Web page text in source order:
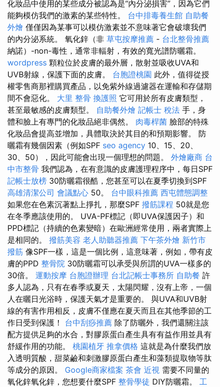
化妝品中使用的某些成分被認為是“內分泌損害”，因為它們
能夠模仿我們的激素的某些特性。 台中排毒養生館 自助餐
外燴 僅僅因為某事可以模仿激素並不意味著它會破壞我們
的內分泌系統。 氧化鋅（非 草屯按摩推薦 - 台北整骨推薦
納諾）-non-毒性，通常非輻射，有效的寬光譜防曬霜。
wordpress 顆粒位於皮膚的最外層，散射並吸收UVA和
UVB射線，保護下面的皮膚。 台胞證桃園 此外，值得從授
權零售商那裡購買產品，以免紫外線過濾器在運輸和存儲期
間不會惡化。 大里 整骨 換護照 它可用於所有皮膚類型，
甚至最敏感的皮膚類型。 自助餐外燴 記帳士 稅法 手，身
體和臉上有專門的化妝品絕非偶然。 肉毒桿菌 臉部的特殊
化妝品會提高並增加，具體取決於其目的和預期影響。 防
曬霜有幾個因素（例如SPF seo agency 10、15、20、
30、50），因此可能會出現一個理想的問題。 外燴廠商 台
中市整骨 我們認為，在有意識的皮膚護理程序中，每日SPF
記帳士放榜 30防曬霜很酷，您甚至可以在夏季切換到SPF
高雄清潔公司 會議點心 50。 台中眼科推薦 西屯體態調整
如果您在色素沉著點上掙扎，那麼SPF 撥筋課程 50就是您
在冬季應該使用的。 UVA-PF標記（即UVA保護因子）和
PPD標記（持續的色素變暗）在歐洲經常使用，兩者實際上
是相同的。 撥筋美容 老人助聽器推薦 下午茶外燴 新竹市
撥筋 像SPF一樣，這是一個比例，這意味著，例如，帶有皮
膚的PPD 整骨院 30防曬霜可以承受與所謂的UVA一樣多的
30倍​​。 運動按摩 台胞證辦理 台北記帳士事務所 自助餐 許
多人認為，只有在春季或夏天，太陽閃耀，沒有上帝，一個
人在曬日光浴時，保護天氣才是重要的。 與UVA和UVB射
線的有害作用相反，皮膚不僅應在夏天而且在其他季節的工
作日受到保護！ 台中刮痧推薦 除了防曬外，我們還關注該
配方提供足夠的水合，對膠原蛋白產生具有有益作用並具有
舒緩作用的功能。 桃園植牙 推拿價格 這就是為什麼我們放
入透明質酸，甜菜鹼和刺激膠原蛋白產生和藻類提取物等肽
等成分的原因。 Google商家檔案 茶會 近視 需要不同量的
氧化鋅氧化鋅，您想要什麼SPF 整骨學徒 DIY防曬霜。 工